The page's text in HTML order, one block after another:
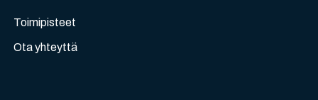
Toimipisteet
Ota yhteyttä